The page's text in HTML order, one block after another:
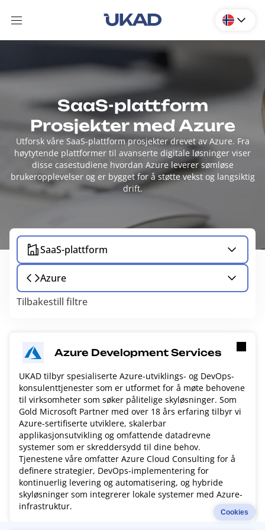
SaaS-plattform
Prosjekter med Azure
Utforsk våre SaaS-plattform prosjekter drevet av Azure. Fra
høytytende plattformer til avanserte digitale løsninger viser
disse casestudiene hvordan Azure leverer sømløse
brukeropplevelser og er bygget for å støtte vekst og langsiktig
drift.
SaaS-plattform
Azure
Tilbakestill filtre
Azure Development Services
UKAD tilbyr spesialiserte Azure-utviklings- og DevOps-
konsulenttjenester som er utformet for å møte behovene
til virksomheter som søker pålitelige skyløsninger. Som
Gold Microsoft Partner med over 18 års erfaring tilbyr vi
Azure-sertifiserte utviklere, skalerbar
applikasjonsutvikling og omfattende datadrevne
systemer som er skreddersydd til dine behov.
Tjenestene våre omfatter Azure Cloud Consulting for å
definere strategier, DevOps-implementering for
kontinuerlig levering og automatisering, og hybride
skyløsninger som integrerer lokale systemer med Azure-
infrastruktur.
Cookies